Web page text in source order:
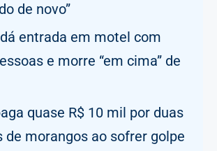
de novo”
entrada em motel com
e morre “em cima” de
quase R$ 10 mil por duas
de morangos ao sofrer golpe